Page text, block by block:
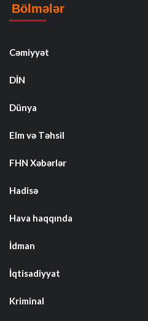
Bölmələr
Cəmiyyət
DİN
Dünya
Elm və Təhsil
FHN Xəbərlər
Hadisə
Hava haqqında
İdman
İqtisadiyyat
Kriminal